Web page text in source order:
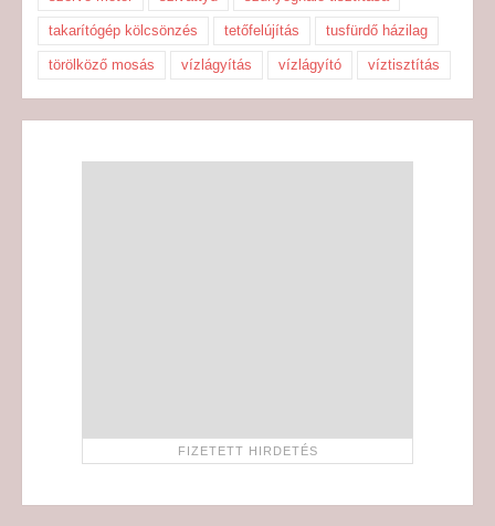
takarítógép kölcsönzés tetőfelújítás tusfürdő házilag
törölköző mosás vízlágyítás vízlágyító víztisztítás